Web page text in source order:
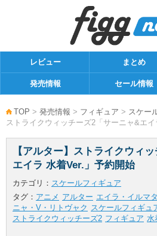
レビュー まとめ
発売情報 セール情報
TOP > 発売情報 > フィギュア > スケー
ストライクウィッチーズ2「サーニャ&エ
【アルター】ストライクウィ
エイラ 水着Ver.」予約開始
カテゴリ： スケールフィギュア
タグ： アニメ アルター エイラ・イルマ
ニャ・V・リトヴャク スケールフィギュ
ストライクウィッチーズ2 フィギュア 水